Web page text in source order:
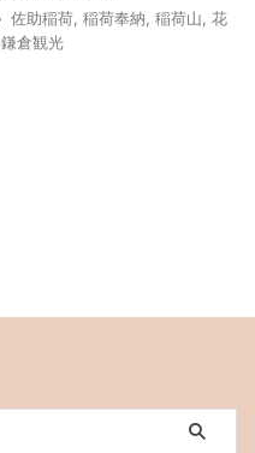
佐助稲荷 稲荷奉納 稲荷山 花
鎌倉観光